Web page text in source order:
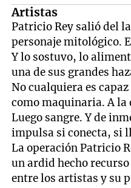
Artistas
Patricio Rey salió del
personaje mitológico.
Y lo sostuvo, lo
una de sus grandes
No cualquiera es
como maquinaria. A la
Luego sangre. Y de
impulsa si conecta, si
La operación Patricio
un ardid hecho
entre los artistas y su